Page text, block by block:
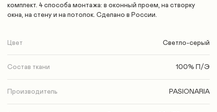
комплект. 4 способа монтажа: в оконный проем, на створку
окна, на стену и на потолок. Сделано в России.
Цвет Светло-серый
Состав ткани 100% П/Э
Производитель PASIONARIA